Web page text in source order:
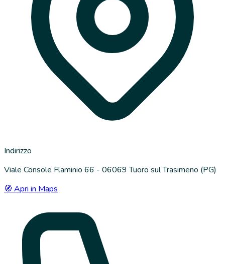
Indirizzo
Viale Console Flaminio 66 - 06069 Tuoro sul Trasimeno (PG)
🧭 Apri in Maps